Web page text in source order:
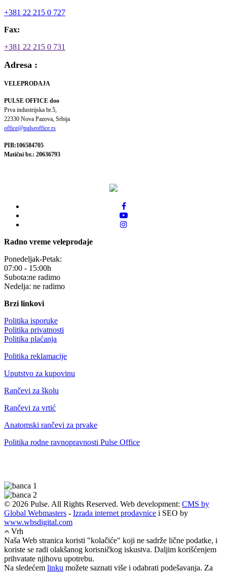
+381 22 215 0 727
Fax:
+381 22 215 0 731
Adresa :
VELEPRODAJA
PULSE OFFICE doo
Prva industrijska br.5,
22330 Nova Pazova, Srbija
office@pulseoffice.rs
PIB:106584705
Matični br.: 20636793
Radno vreme veleprodaje
Ponedeljak-Petak:
07:00 - 15:00h
Subota:ne radimo
Nedelja: ne radimo
Brzi linkovi
Politika isporuke
Politika privatnosti
Politika plaćanja
Politika reklamacije
Uputstvo za kupovinu
Rančevi za školu
Rančevi za vrtić
Anatomski rančevi za prvake
Politika rodne ravnopravnosti Pulse Office
© 2026 Pulse. All Rights Reserved. Web development: CMS by
Global Webmasters - Izrada internet prodavnice i SEO by
www.wbsdigital.com
Vrh
Naša Web stranica koristi "kolačiće" koji ne sadrže lične podatke, i
koriste se radi olakšanog korisničkog iskustva. Daljim korišćenjem
prihvatate njihovu upotrebu.
Na sledećem linku možete saznati više i odabrati podešavanja. Za